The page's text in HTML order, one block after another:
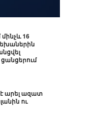
16
է արել ազատ
ու